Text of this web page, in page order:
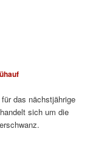
das nächstjährige
sich um die